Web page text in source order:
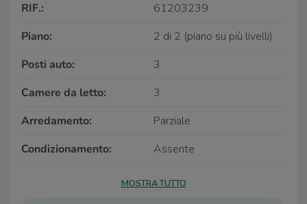
RIF.:
61203239
Piano:
2 di 2 (piano su più livelli)
Posti auto:
3
Camere da letto:
3
Arredamento:
Parziale
Condizionamento:
Assente
MOSTRA TUTTO